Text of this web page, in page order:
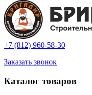
+7 (812) 960-58-30
Заказать звонок
Каталог товаров